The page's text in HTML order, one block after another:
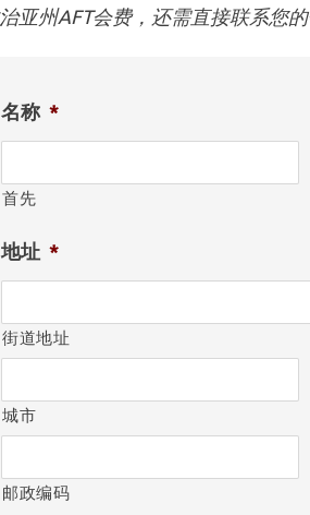
亚州AFT会费，还需直接联系您的
名称 *
首先
地址 *
街道地址
城市
邮政编码